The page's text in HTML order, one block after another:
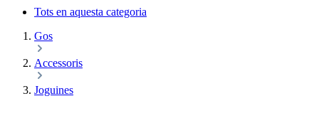
Tots en aquesta categoria
Gos
Accessoris
Joguines